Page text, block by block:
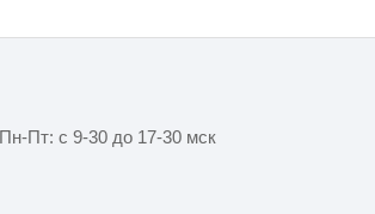
Пн-Пт: с 9-30 до 17-30 мск